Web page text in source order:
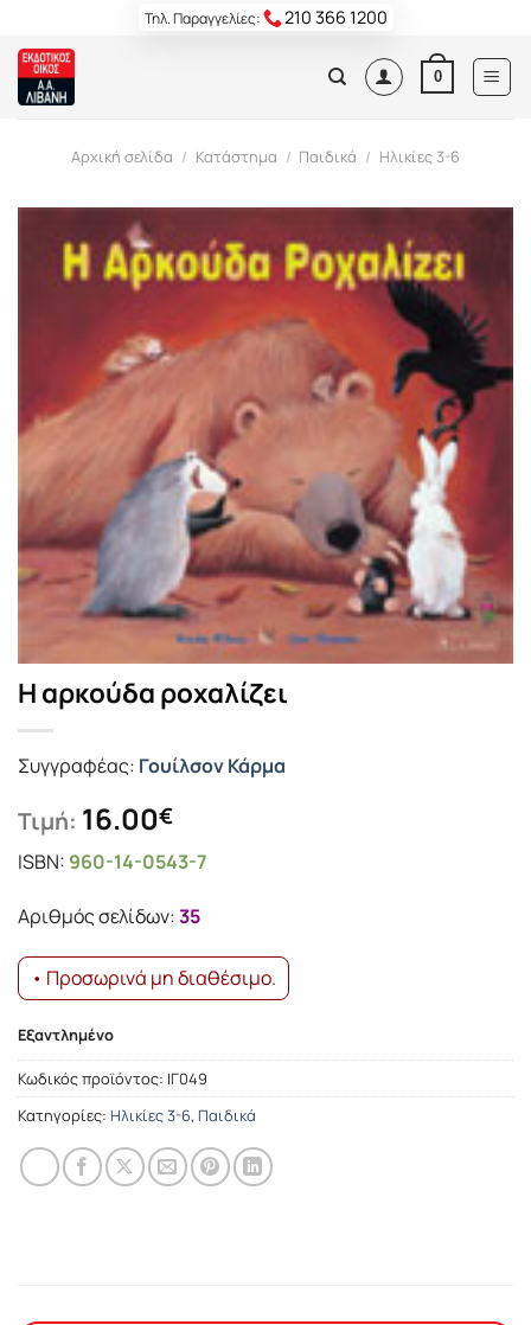
content
Τηλ. Παραγγελίες: 210 366 1200
0
Αρχική σελίδα / Κατάστημα / Παιδικά / Ηλικίες 3-6
Η αρκούδα ροχαλίζει
Συγγραφέας: Γουίλσον Κάρμα
Τιμή: 16.00€
ISBN: 960-14-0543-7
Αριθμός σελίδων:35
• Προσωρινά μη διαθέσιμο.
Εξαντλημένο
Κωδικός προϊόντος: ΙΓ049
Κατηγορίες: Ηλικίες 3-6, Παιδικά